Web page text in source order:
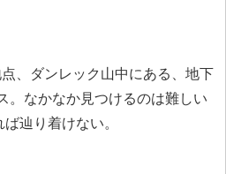
、ダンレック山中にある、地下
。なかなか見つけるのは難しい
辿り着けない。